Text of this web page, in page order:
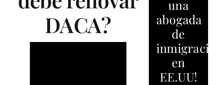
DACA?
una
abogada
de
inmigración
en
EE.UU!